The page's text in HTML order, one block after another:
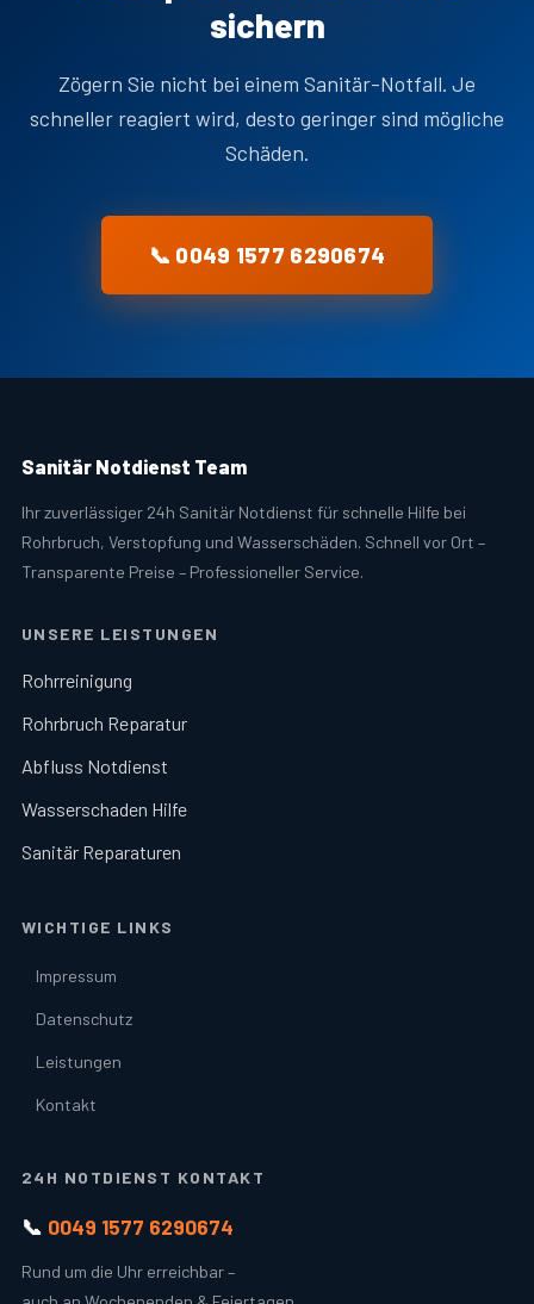
sichern
Zögern Sie nicht bei einem Sanitär-Notfall. Je
schneller reagiert wird, desto geringer sind mögliche
Schäden.
📞 0049 1577 6290674
Sanitär Notdienst Team
Ihr zuverlässiger 24h Sanitär Notdienst für schnelle Hilfe bei
Rohrbruch, Verstopfung und Wasserschäden. Schnell vor Ort –
Transparente Preise – Professioneller Service.
UNSERE LEISTUNGEN
Rohrreinigung
Rohrbruch Reparatur
Abfluss Notdienst
Wasserschaden Hilfe
Sanitär Reparaturen
WICHTIGE LINKS
Impressum
Datenschutz
Leistungen
Kontakt
24H NOTDIENST KONTAKT
📞 0049 1577 6290674
Rund um die Uhr erreichbar –